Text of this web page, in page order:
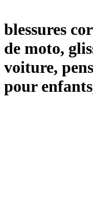
blessures
de moto,
voiture,
pour